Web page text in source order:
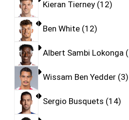
Kieran Tierney 12
Ben White 12
Albert Sambi Lokonga
Wissam Ben Yedder 3
Sergio Busquets 14